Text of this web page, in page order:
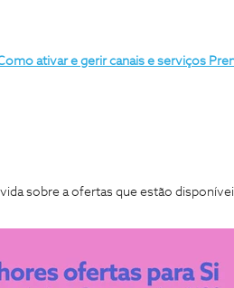
ativar e gerir canais e serviços
sobre a ofertas que estão